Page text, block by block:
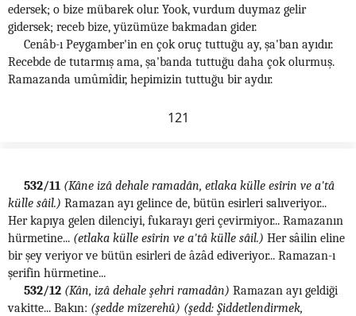
edersek; o bize mübarek olur. Yook, vurdum duymaz gelir
gidersek; receb bize, yüzümüze bakmadan gider.
Cenâb-ı Peygamber'in en çok oruç tuttuğu ay, şa'ban ayıdır.
Recebde de tutarmış ama, şa'banda tuttuğu daha çok olurmuş.
Ramazanda umûmîdir, hepimizin tuttuğu bir aydır.
121
532/11 (Kâne izâ dehale ramadân, etlaka külle esîrin ve a'tâ
külle sâil.) Ramazan ayı gelince de, bütün esirleri salıveriyor...
Her kapıya gelen dilenciyi, fukarayı geri çevirmiyor... Ramazanın
hürmetine... (etlaka külle esîrin ve a'tâ külle sâil.) Her sâilin eline
bir şey veriyor ve bütün esirleri de âzâd ediveriyor... Ramazan-ı
şerifin hürmetine...
532/12 (Kân, izâ dehale şehri ramadân) Ramazan ayı geldiği
vakitte... Bakın: (şedde mîzerehû) (şedd: Şiddetlendirmek,